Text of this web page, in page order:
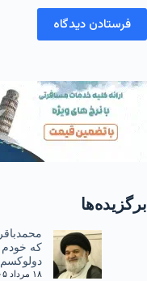
فرستادن دیدگاه
برگزیده‌ها
که خودم
۱۸ مرداد ۱۴۰۵